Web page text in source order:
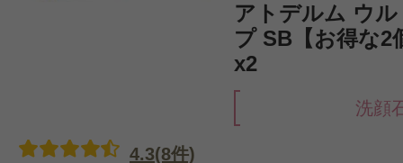
アトデルム ウ
プ SB【お得な2
x2
洗顔
4.3(8件)